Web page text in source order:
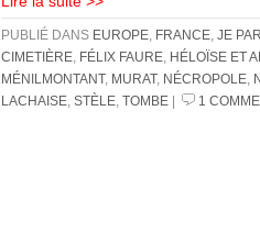
PUBLIÉ DANS EUROPE FRANCE JE
CIMETIÈRE
FÉLIX FAURE
HÉLOÏSE ET
MÉNILMONTANT, MURAT, NÉCROPOLE
LACHAISE STÈLE TOMBE 1